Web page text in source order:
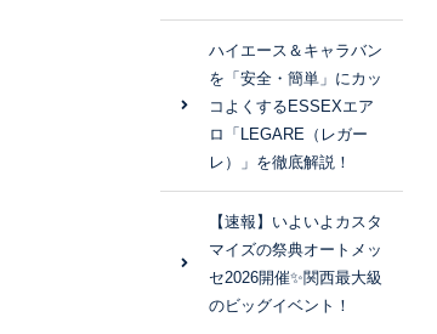
ハイエース＆キャラバン
を「安全・簡単」にカッ
コよくするESSEXエア
ロ「LEGARE（レガー
レ）」を徹底解説！
【速報】いよいよカスタ
マイズの祭典オートメッ
セ2026開催✨関西最大級
のビッグイベント！